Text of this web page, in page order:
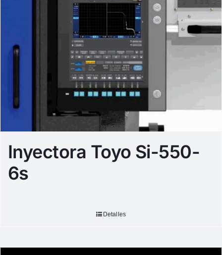
Inyectora Toyo Si-550-
6s
Detalles